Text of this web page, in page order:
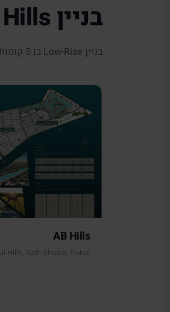
בניין AB Hills
בניין Low-Rise בן 5 קומות עם 108 יחידות – סטודיו, 1 ו-2 חדרי שינה בעיצוב מודרני יעיל.
AB Hills
Hills, Saih Shuaib, Dubai